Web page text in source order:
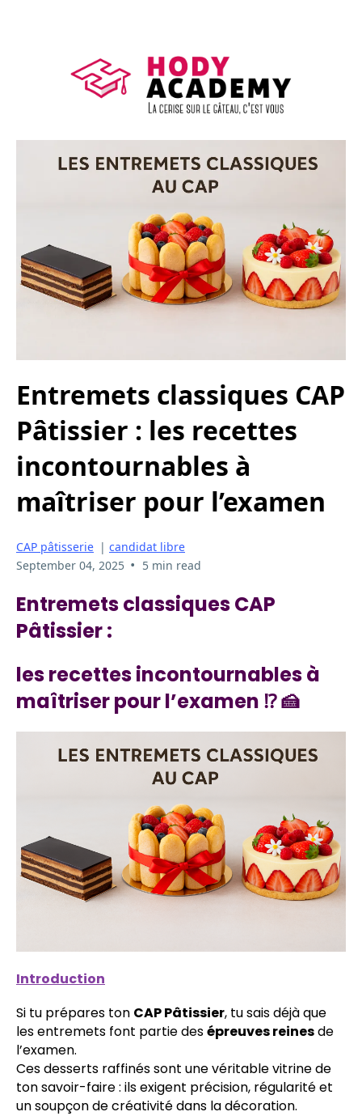
Entremets classiques CAP
Pâtissier : les recettes
incontournables à
maîtriser pour l’examen
CAP pâtisserie | candidat libre
September 04, 2025 • 5 min read
Entremets classiques CAP
Pâtissier :
les recettes incontournables à
maîtriser pour l’examen ⁉️ 🍰
Introduction
Si tu prépares ton CAP Pâtissier, tu sais déjà que
les entremets font partie desépreuves reinesde
l’examen.
Ces desserts raffinés sont une véritable vitrine de
ton savoir-faire : ils exigent précision, régularité et
un soupçon de créativité dans la décoration.